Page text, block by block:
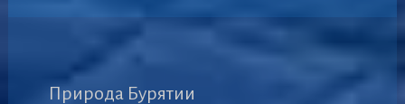
Природа Бурятии